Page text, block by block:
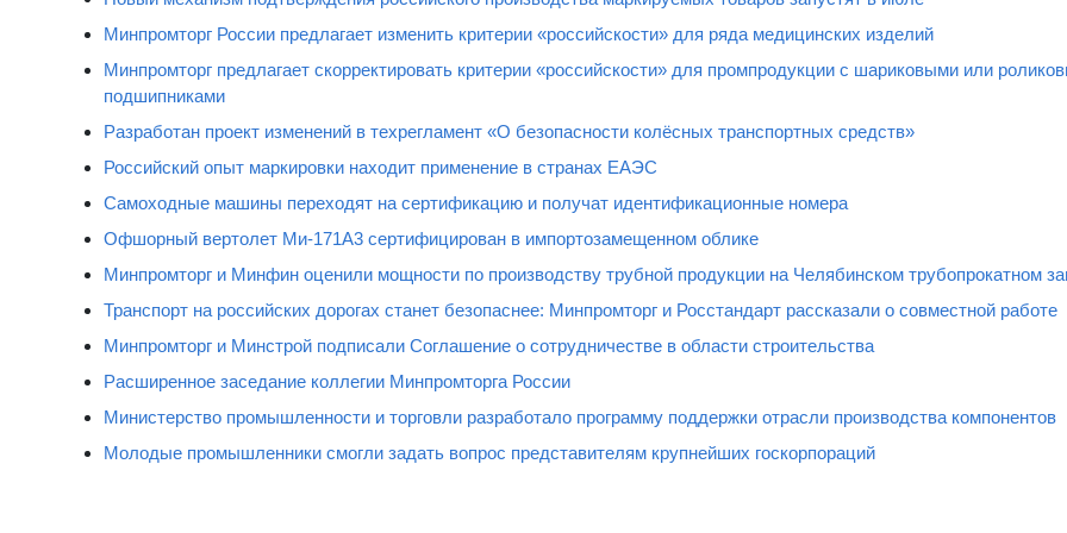
Минпромторг России предлагает изменить критерии «российскости» для ряда медицинских изделий
Минпромторг предлагает скорректировать критерии «российскости» для промпродукции с шариковыми или
подшипниками
Разработан проект изменений в техрегламент «О безопасности колёсных транспортных средств»
Российский опыт маркировки находит применение в странах ЕАЭС
Самоходные машины переходят на сертификацию и получат идентификационные номера
Офшорный вертолет Ми-171А3 сертифицирован в импортозамещенном облике
Минпромторг и Минфин оценили мощности по производству трубной продукции на Челябинском трубопрокатном
Транспорт на российских дорогах станет безопаснее: Минпромторг и Росстандарт рассказали о совместной работе
Минпромторг и Минстрой подписали Соглашение о сотрудничестве в области строительства
Расширенное заседание коллегии Минпромторга России
Министерство промышленности и торговли разработало программу поддержки отрасли производства компонентов
Молодые промышленники смогли задать вопрос представителям крупнейших госкорпораций